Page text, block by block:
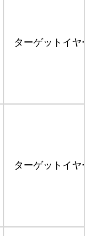
ターゲットイヤ
ターゲットイヤ